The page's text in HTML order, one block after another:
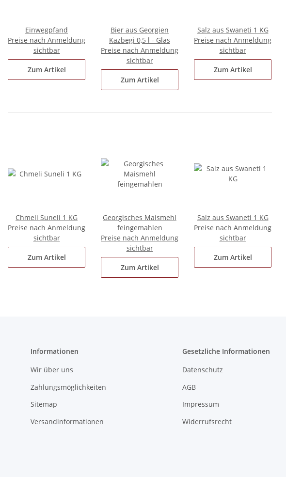
Einwegpfand
Preise nach Anmeldung
sichtbar
Zum Artikel
Bier aus Georgien
Kazbegi 0,5 l - Glas
Preise nach Anmeldung
sichtbar
Zum Artikel
Salz aus Swaneti 1 KG
Preise nach Anmeldung
sichtbar
Zum Artikel
Chmeli Suneli 1 KG
Preise nach Anmeldung
sichtbar
Zum Artikel
Georgisches Maismehl
feingemahlen
Preise nach Anmeldung
sichtbar
Zum Artikel
Salz aus Swaneti 1 KG
Preise nach Anmeldung
sichtbar
Zum Artikel
Informationen
Wir über uns
Zahlungsmöglichkeiten
Sitemap
Versandinformationen
Gesetzliche Informationen
Datenschutz
AGB
Impressum
Widerrufsrecht